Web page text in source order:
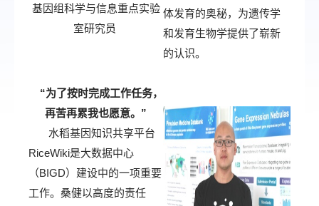
基因组科学与信息重点实验
室研究员
体发育的奥秘，为遗传学
和发育生物学提供了崭新
的认识。
“为了按时完成工作任务，
再苦再累我也愿意。”
水稻基因知识共享平台
RiceWiki是大数据中心
（BIGD）建设中的一项重要
工作。 桑健以高度的责任